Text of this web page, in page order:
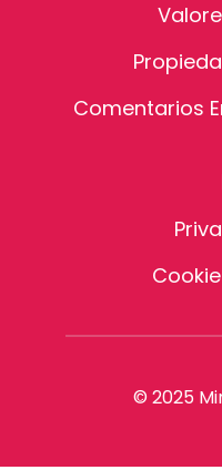
Comentarios
© 2025